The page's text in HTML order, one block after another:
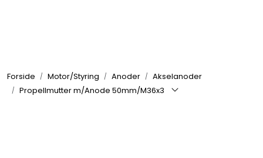
Forside Motor/Styring Anoder
Akselanoder
Propellmutter m/Anode 50mm/M36x3
Elektrisk